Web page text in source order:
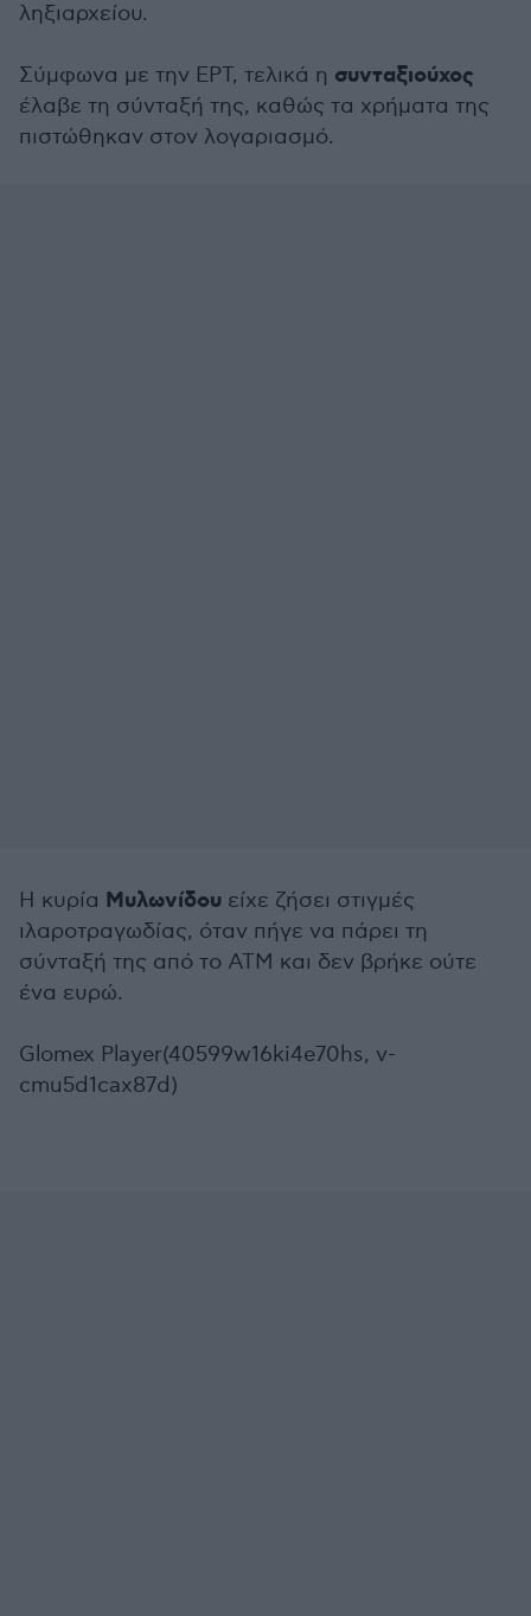
ληξιαρχείου.
Σύμφωνα με την ΕΡΤ, τελικά η συνταξιούχος
έλαβε τη σύνταξή της, καθώς τα χρήματα της
πιστώθηκαν στον λογαριασμό.
Η κυρία Μυλωνίδου είχε ζήσει στιγμές
ιλαροτραγωδίας, όταν πήγε να πάρει τη
σύνταξή της από το ΑΤΜ και δεν βρήκε ούτε
ένα ευρώ.
Glomex Player(40599w16ki4e70hs, v-
cmu5d1cax87d)